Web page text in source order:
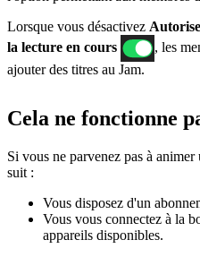
Lorsque vous désactivez
la lecture en cours
, les
ajouter des titres au Jam.
Cela ne fonctionne
Si ​​vous ne parvenez pas à
suit :
Vous disposez d'un
Vous vous connectez à la
appareils disponibles.